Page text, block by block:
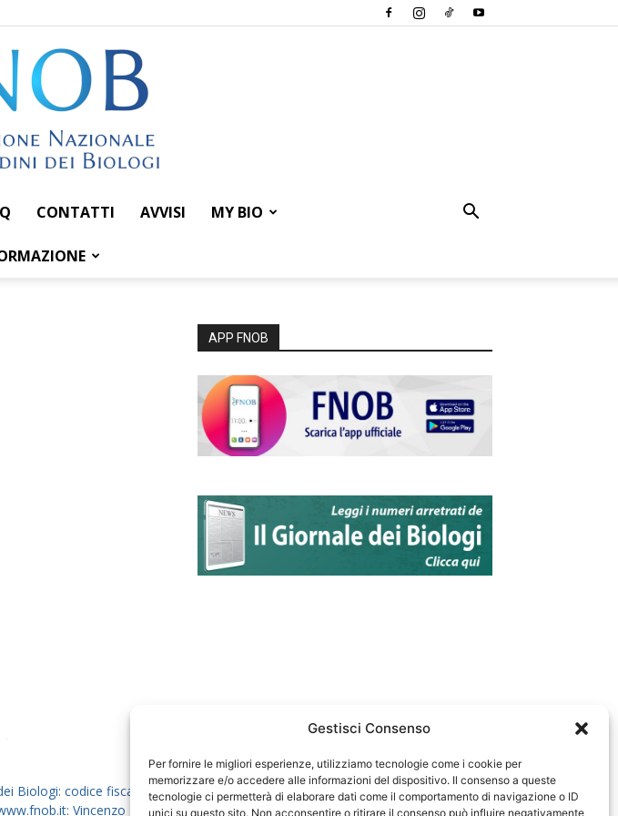
Gestisci Consenso
Per fornire le migliori esperienze, utilizziamo tecnologie come i cookie per
memorizzare e/o accedere alle informazioni del dispositivo. Il consenso a queste
tecnologie ci permetterà di elaborare dati come il comportamento di navigazione o ID
unici su questo sito. Non acconsentire o ritirare il consenso può influire negativamente
Federazione
CONTATTI AVVISI MY BIO
APP FNOB
Biologi: codice fiscale 80069130583
Vincenzo D'Anna